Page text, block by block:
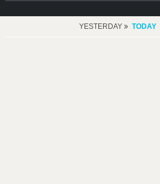
YESTERDAY TODAY